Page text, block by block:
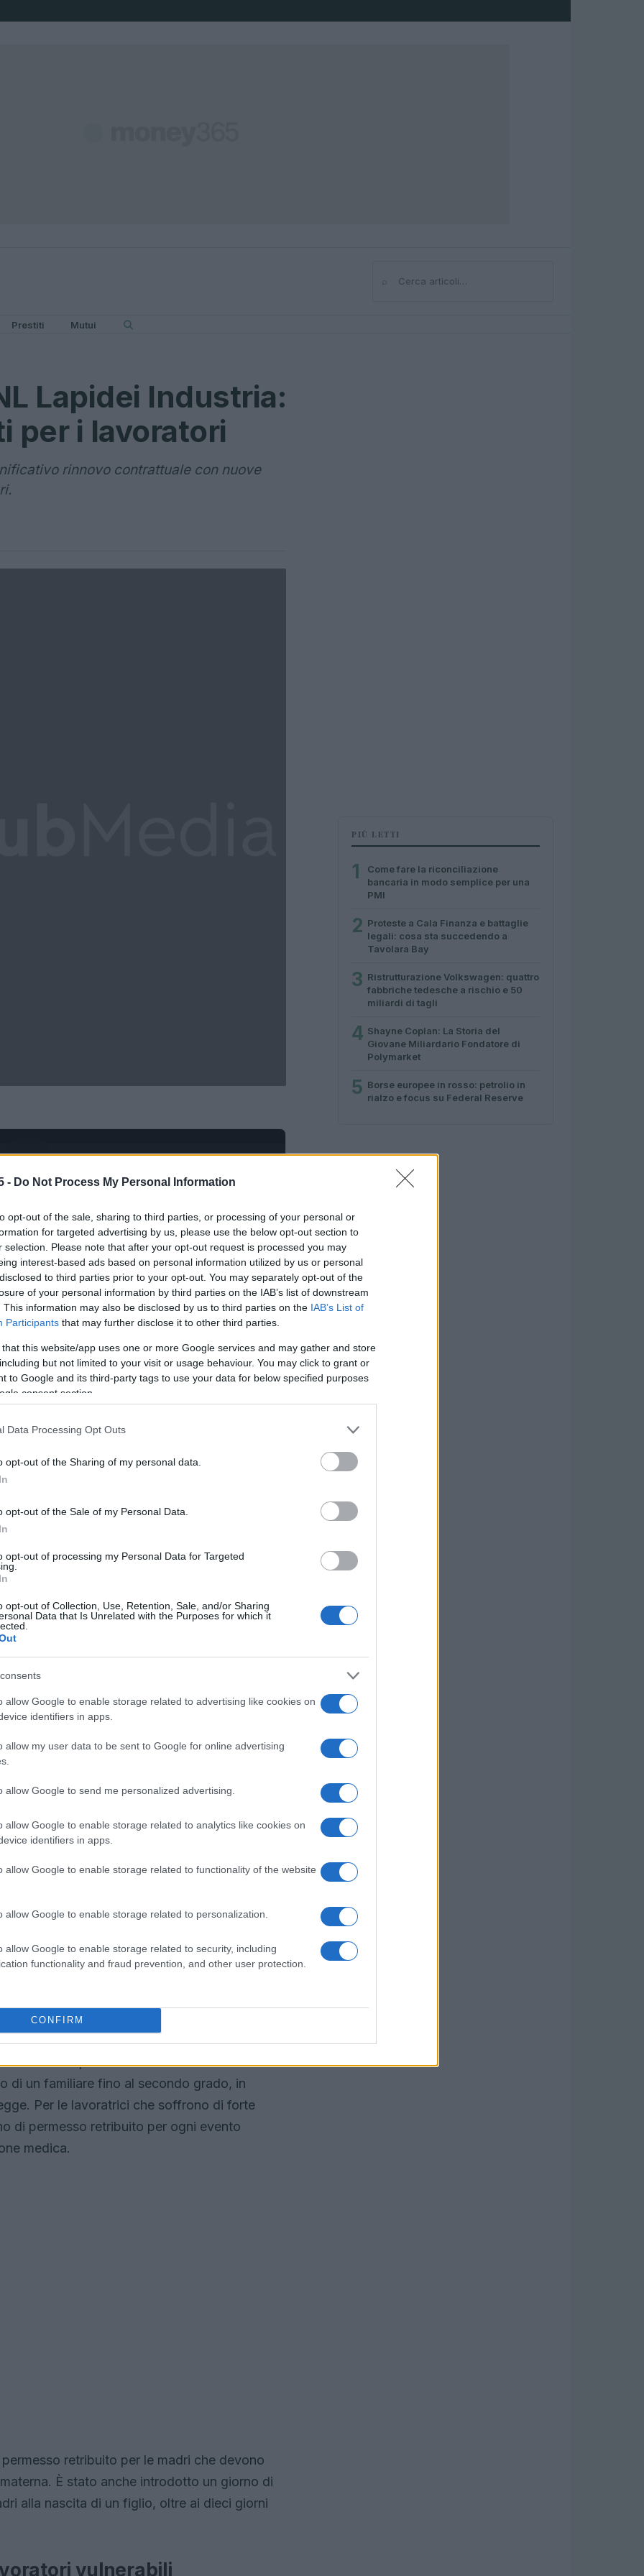
- Do Not Process My Personal Information
opt-out of the sale, sharing to third parties, or processing of your personal or
for targeted advertising by us, please use the below opt-out section to
selection. Please note that after your opt-out request is processed you may
interest-based ads based on personal information utilized by us or personal
to third parties prior to your opt-out. You may separately opt-out of the
of your personal information by third parties on the IAB’s list of downstream
This information may also be disclosed by us to third parties on the IAB’s List of
Participants that may further disclose it to other third parties.
that this website/app uses one or more Google services and may gather and store
but not limited to your visit or usage behaviour. You may click to grant or
to Google and its third-party tags to use your data for below specified purposes
consent section.
Data Processing Opt Outs
opt-out of the Sharing of my personal data.
opt-out of the Sale of my Personal Data.
opt-out of processing my Personal Data for Targeted
opt-out of Collection, Use, Retention, Sale, and/or Sharing
Data that Is Unrelated with the Purposes for which it
allow Google to enable storage related to advertising like cookies on
identifiers in apps.
allow my user data to be sent to Google for online advertising
allow Google to send me personalized advertising.
allow Google to enable storage related to analytics like cookies on
identifiers in apps.
allow Google to enable storage related to functionality of the website
allow Google to enable storage related to personalization.
allow Google to enable storage related to security, including
functionality and fraud prevention, and other user protection.
CONFIRM
⌕Cerca
Prestiti Mutui
Lapidei Industria:
per i lavoratori
rinnovo contrattuale con nuove
per il rinnovo delContratto Collettivo
il periodo 2025-2028. Questo nuovo
organizzazioni datoriali e sindacali, entrerà
importanti cambiamenti sia in termini
è garantire un adeguato potere
normative alle esigenze attuali del settore.
aumenti retributivi. Per il parametro
totale di
il1° luglio 2025 ,1° luglio 2026e1° luglio
tenendo conto dell’andamento
affrontando. Inoltre, è prevista
anche incrementi nei contributi per la
sanitaria integrativa, misure che mirano a
nel settore lapideo.
dei lavoratori
modifiche normative. Tra queste, è
retribuito per i lavoratori che devono
di un familiare fino al secondo grado, in
Per le lavoratrici che soffrono di forte
di permesso retribuito per ogni evento
medica.
retribuito per le madri che devono
È stato anche introdotto un giorno di
alla nascita di un figlio, oltre ai dieci giorni
vulnerabili
PIÙ LETTI
1
Come fare la riconciliazione
bancaria in modo semplice per una
PMI
2 Proteste a Cala Finanza e battaglie
legali: cosa sta succedendo a
Tavolara Bay
3 Ristrutturazione Volkswagen: quattro
fabbriche tedesche a rischio e 50
miliardi di tagli
4 Shayne Coplan: La Storia del
Giovane Miliardario Fondatore di
Polymarket
5 Borse europee in rosso: petrolio in
rialzo e focus su Federal Reserve